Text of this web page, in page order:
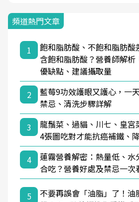
頻道熱門文章
1
飽和脂肪酸、不飽和脂肪酸
含飽和脂肪酸？營養師解析
優缺點、建議攝取量
2
藍莓9功效護眼又護心，一
禁忌、清洗步驟詳解
3
龍鬚菜、過貓、川七、皇宮
4張圖吃對才能抗癌補鐵、
4
蓮霧營養解密：熱量低、水
合吃？營養好處及禁忌一次
5
不要再誤會「油脂」了！油